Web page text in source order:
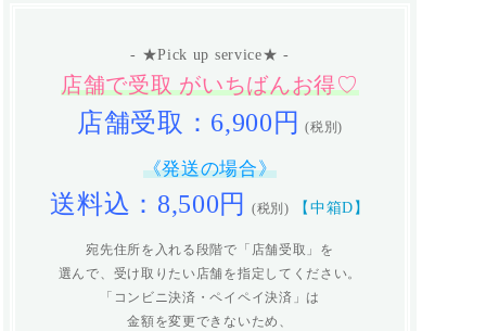
- ★Pick up service★ -
店舗で受取 がいちばんお得♡
店舗受取：6,900円 (税別)
《発送の場合》
送料込：8,500円 (税別) 【中箱D】
宛先住所を入れる段階で「店舗受取」を
選んで、受け取りたい店舗を指定してください。
「コンビニ決済・ペイペイ決済」は
金額を変更できないため、